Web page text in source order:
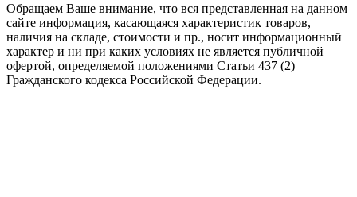
Обращаем Ваше внимание, что вся представленная на данном
сайте информация, касающаяся характеристик товаров,
наличия на складе, стоимости и пр., носит информационный
характер и ни при каких условиях не является публичной
офертой, определяемой положениями Статьи 437 (2)
Гражданского кодекса Российской Федерации.